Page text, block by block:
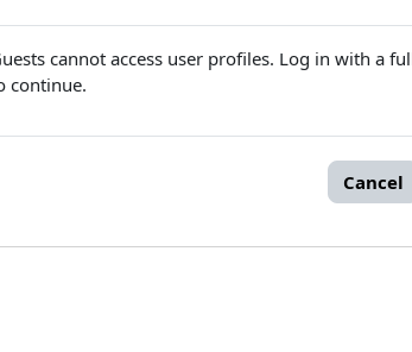
cannot access user profiles. Log in with a
continue.
Cancel